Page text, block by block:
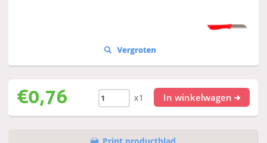
€0,76 x1 In winkelwagen